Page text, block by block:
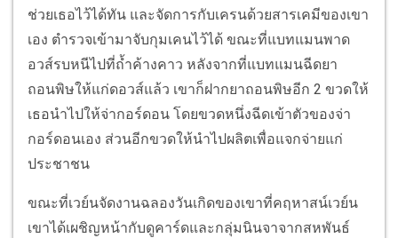
ช่วยเธอไว้ได้ทัน และจัดการกับเครนด้วยสารเคมีของเขา
เอง ตำรวจเข้ามาจับกุมเคนไว้ได้ ขณะที่แบทแมนพาด
อวส์รบหนีไปที่ถ้ำค้างคาว หลังจากที่แบทแมนฉีดยา
ถอนพิษให้แก่ดอวส์แล้ว เขาก็ฝากยาถอนพิษอีก 2 ขวดให้
เธอนำไปให้จ่ากอร์ดอน โดยขวดหนึ่งฉีดเข้าตัวของจ่า
กอร์ดอนเอง ส่วนอีกขวดให้นำไปผลิตเพื่อแจกจ่ายแก่
ประชาชน
ขณะที่เวย์นจัดงานฉลองวันเกิดของเขาที่คฤหาสน์เวย์น
เขาได้เผชิญหน้ากับดูคาร์ดและกลุ่มนินจาจากสหพันธ์